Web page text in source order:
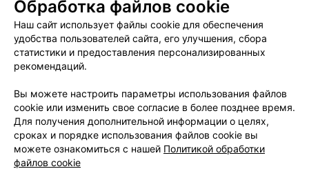
Медицинский маркетинг
Публичный договор
Пользовательское соглашение
Способы оплаты
Вакансии
Партнеры
Написать в поддержку
Персональные настройки cookie
Обработка персональных данных
Обработка файлов cookie
Наш сайт использует файлы cookie для обеспечения
удобства пользователей сайта, его улучшения, сбора
статистики и предоставления персонализированных
рекомендаций.
Вы можете настроить параметры использования файлов
cookie или изменить свое согласие в более позднее время.
Для получения дополнительной информации о целях,
сроках и порядке использования файлов cookie вы
можете ознакомиться с нашей Политикой обработки
файлов cookie